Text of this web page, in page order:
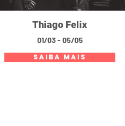
Thiago Felix
01/03 - 05/05
SAIBA MAIS